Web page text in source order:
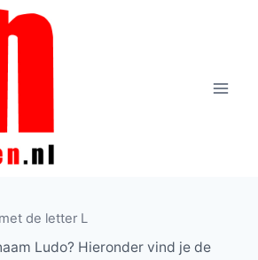
de letter L
Ludo? Hieronder vind je de